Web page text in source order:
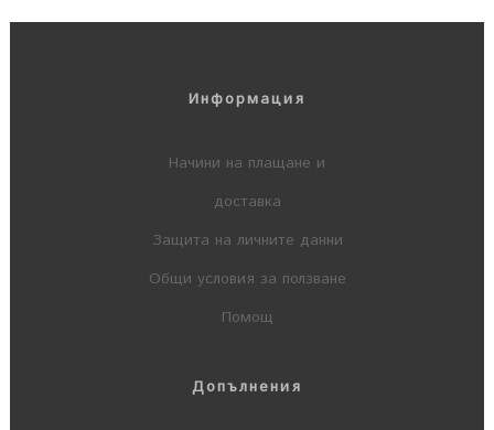
Информация
Начини на плащане и
доставка
Защита на личните данни
Общи условия за ползване
Помощ
Допълнения